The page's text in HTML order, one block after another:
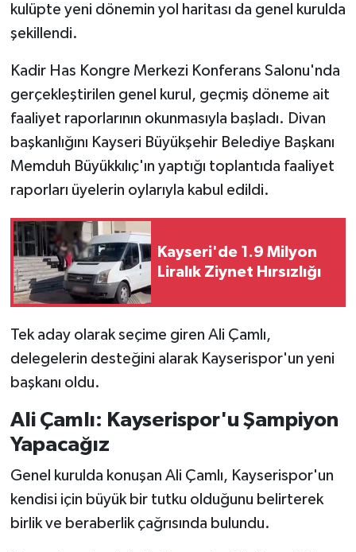
kulüpte yeni dönemin yol haritası da genel kurulda
şekillendi.
Kadir Has Kongre Merkezi Konferans Salonu'nda
gerçekleştirilen genel kurul, geçmiş döneme ait
faaliyet raporlarının okunmasıyla başladı. Divan
başkanlığını Kayseri Büyükşehir Belediye Başkanı
Memduh Büyükkılıç'ın yaptığı toplantıda faaliyet
raporları üyelerin oylarıyla kabul edildi.
Kayseri'de 1.9 Milyon
Liralık Ziynet Hırsızlığı
Tek aday olarak seçime giren Ali Çamlı,
delegelerin desteğini alarak Kayserispor'un yeni
başkanı oldu.
Ali Çamlı: Kayserispor'u Şampiyon
Yapacağız
Genel kurulda konuşan Ali Çamlı, Kayserispor'un
kendisi için büyük bir tutku olduğunu belirterek
birlik ve beraberlik çağrısında bulundu.
Sonsöz Özel
Vasıta
Yaşam